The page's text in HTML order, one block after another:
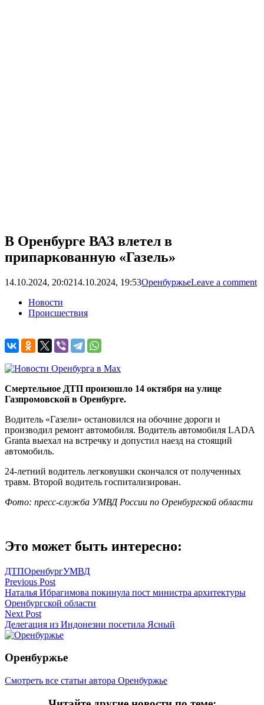
В Оренбурге ВАЗ влетел в
припаркованную «Газель»
14.10.2024, 20:0214.10.2024, 19:53ОренбуржьеLeave a comment
Новости
Происшествия
Смертельное ДТП произошло 14 октября на улице
Газпромовской в Оренбурге.
Водитель «Газели» остановился на обочине дороги и
производил ремонт автомобиля. Водитель автомобиля LADA
Granta выехал на встречку и допустил наезд на стоящий
автомобиль.
24-летний водитель легковушки скончался от полученных
травм. Второй водитель госпитализирован.
Фото: пресс-служба УМВД России по Оренбургской области
Это может быть интересно:
ДТПОренбургУМВД
Навигация
по
записям
Previous Post
Наталья Ибрагимова покинула пост министра архитектуры
Оренбургской области
Next Post
Делегация из Индонезии посетила Ясный
Оренбуржье
Смотреть все статьи автора Оренбуржье